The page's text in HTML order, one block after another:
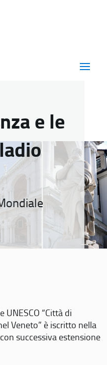
e le
“Città di
Veneto” è iscritto nella
successiva estensione